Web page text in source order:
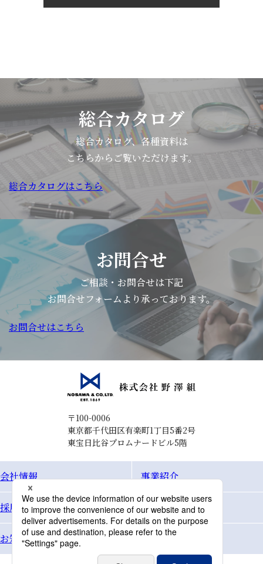
総合カタログ
総合カタログ、各種資料は
こちらからご覧いただけます。
総合カタログはこちら
お問合せ
ご相談・お問合せは下記
お問合せフォームより承っております。
お問合せはこちら
〒100-0006
東京都千代田区有楽町1丁目5番2号
東宝日比谷プロムナードビル5階
会社情報 事業紹介
採用情報 Topics
お知らせ お問合せ